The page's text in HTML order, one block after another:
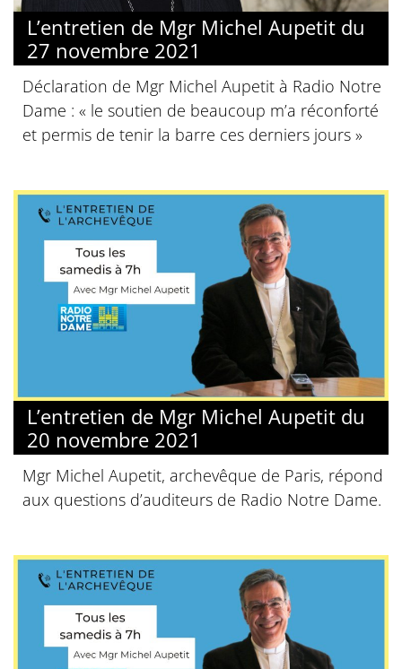
L’entretien de Mgr Michel Aupetit du
27 novembre 2021
Déclaration de Mgr Michel Aupetit à Radio Notre
Dame : « le soutien de beaucoup m’a réconforté
et permis de tenir la barre ces derniers jours »
L’entretien de Mgr Michel Aupetit du
20 novembre 2021
Mgr Michel Aupetit, archevêque de Paris, répond
aux questions d’auditeurs de Radio Notre Dame.